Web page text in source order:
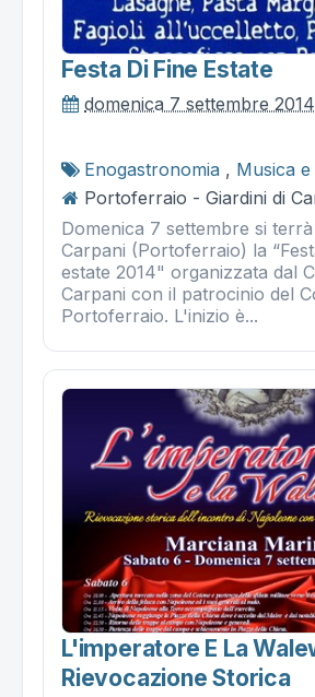
Festa Di Fine Estate
domenica 7 settembre 2014
Enogastronomia , Musica
Portoferraio - Giardini di
Domenica 7 settembre si
Carpani (Portoferraio) la
estate 2014" organizzata dal
Carpani con il patrocinio del
Portoferraio. L'inizio è...
L'imperatore E La
Rievocazione Storica